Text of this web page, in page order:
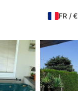
FR/€